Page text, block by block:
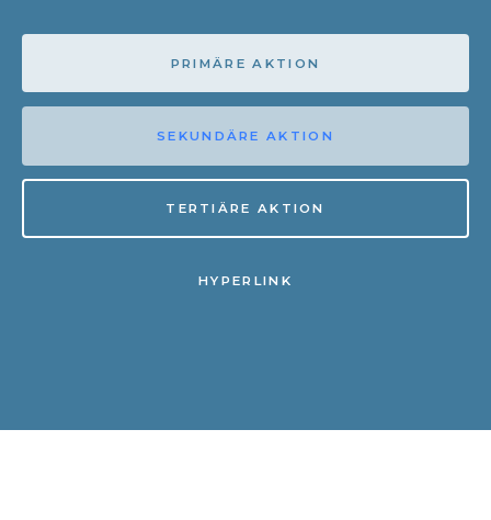
PRIMÄRE AKTION
SEKUNDÄRE AKTION
TERTIÄRE AKTION
HYPERLINK